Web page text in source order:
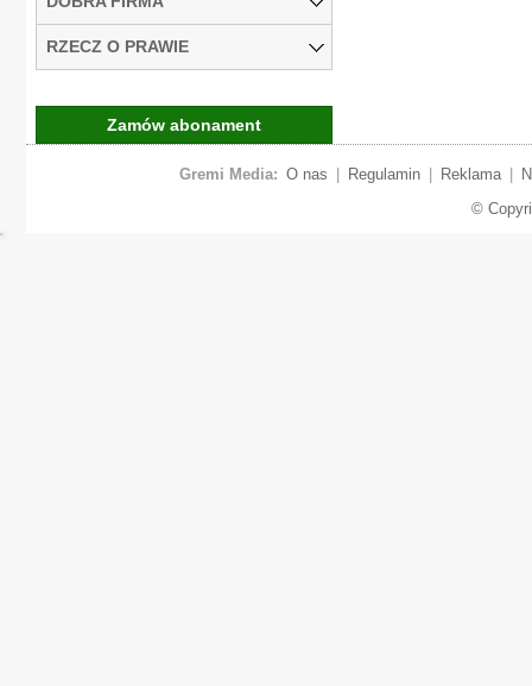
RZECZ O PRAWIE
Zamów abonament
Gremi Media: O nas Regulamin Reklama
©